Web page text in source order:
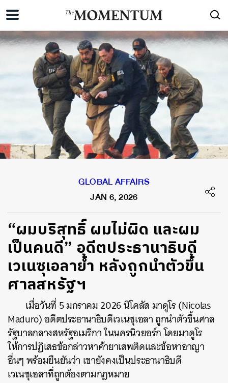
GLOBAL AFFAIRS
JAN 6, 2026
“ผมบริสุทธิ์ ผมไม่ผิด และผม
เป็นคนดี” อดีตประธานาธิบดี
เวเนซุเอลาย้ำ หลังถูกนำตัวขึ้น
ศาลสหรัฐฯ
เมื่อวันที่ 5 มกราคม 2026 นิโคลัส มาดูโร (Nicolas
Maduro) อดีตประธานาธิบดีเวเนซุเอลา ถูกนำตัวขึ้นศาล
รัฐบาลกลางสหรัฐอเมริกา ในนครนิวยอร์ก โดยมาดูโร
ให้การปฏิเสธข้อกล่าวหาค้ายาเสพติดและข้อหาอาญา
อื่นๆ พร้อมยืนยันว่า เขายังคงเป็นประธานาธิบดี
เวเนซุเอลาที่ถูกต้องตามกฎหมาย